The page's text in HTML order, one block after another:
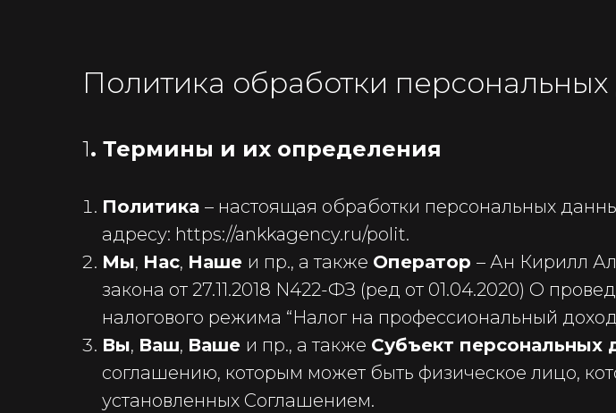
Политика обработки
1. Термины и их определения
Политика – настоящая обработки персональных
адресу: https://ankkagency.ru/polit.
Мы, Нас, Наше и пр., а также Оператор – Ан Кирилл
закона от 27.11.2018 N422-ФЗ (ред от 01.04.2020) О
налогового режима “Налог на профессиональный
Вы, Ваш, Ваше и пр., а также Субъект персональных
соглашению, которым может быть физическое лицо,
установленных Соглашением.